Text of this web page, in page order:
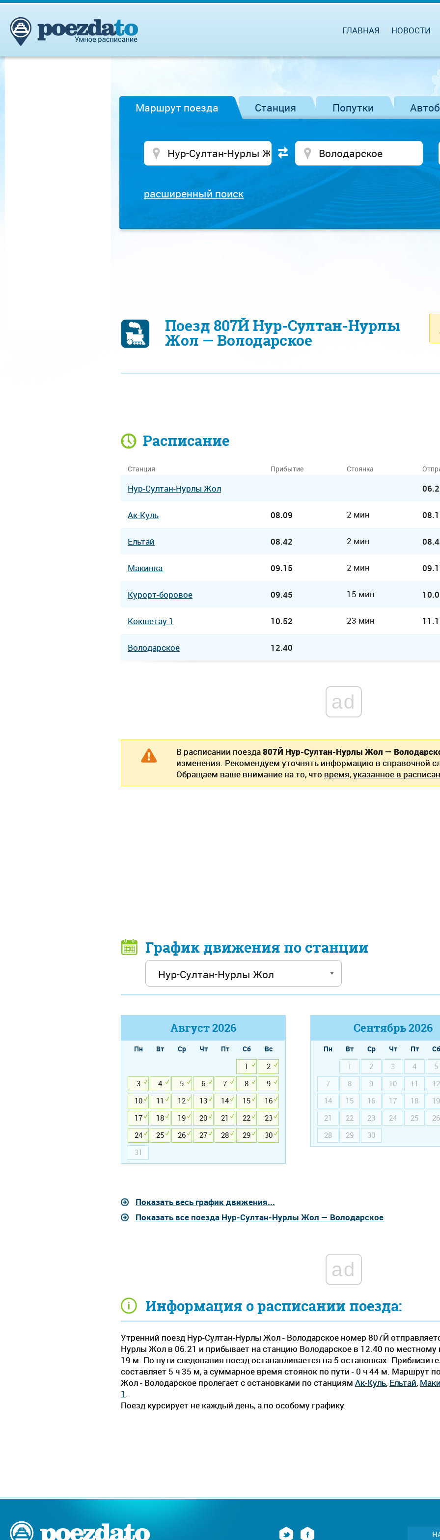
ГЛАВНАЯ НОВОСТИ
Маршрут поезда Станция Попутки
расширенный поиск
Поезд 807Й Нур-Султан-Нурлы
Жол — Володарское
Информация о расписании поезда:
Утренний поезд Нур-Султан-Нурлы Жол - Володарское номер 807Й
Нурлы Жол в 06.21 и прибывает на станцию Володарское в 12.40 по местному
19 м. По пути следования поезд останавливается на 5 остановках.
составляет 5 ч 35 м, а суммарное время стоянок по пути - 0 ч 44 м. Маршрут
Жол - Володарское пролегает c остановками по станциям Ак-Куль, Ельтай,
1 .
Поезд курсирует не каждый день, а по особому графику.
Расписание
Станция Прибытие Стоянка
Нур-Султан-Нурлы Жол
Ак-Куль 08.09 2 мин
Ельтай 08.42 2 мин
Макинка 09.15 2 мин
Курорт-боровое 09.45 15 мин
Кокшетау 1 10.52 23 мин
Володарское 12.40
ad
В расписании поезда807Й Нур-Султан-Нурлы Жол —
изменения. Рекомендуем уточнять информацию в справочной
Обращаем ваше внимание на то, что время, указанное в
График движения по станции
Август2026
Пн Вт Ср Чт Пт Сб
Вс
1
2
3
4 5 6 7 8
9
10
11 12 13 14 15
16
17
18 19 20 21 22
23
24
25 26 27 28 29
30
31
Сентябрь2026
Пн Вт Ср Чт Пт Сб
1
2 3 4 5
7
8 9 10 11 12
14
15 16 17 18 19
21
22 23 24 25 26
28
29 30
Показать весь график движения...
Показать все поезда Нур-Султан-Нурлы Жол — Володарское
ad